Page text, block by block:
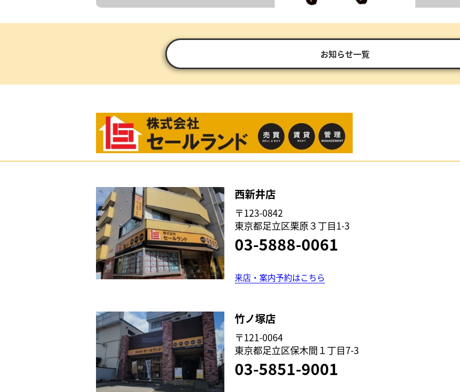
お知らせ一覧
西新井店
〒123-0842
東京都足立区栗原３丁目1-3
03-5888-0061
来店・案内予約はこちら
竹ノ塚店
〒121-0064
東京都足立区保木間１丁目7-3
03-5851-9001